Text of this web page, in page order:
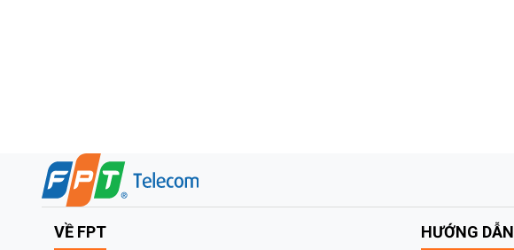
VỀ FPT HƯỚNG DẪN